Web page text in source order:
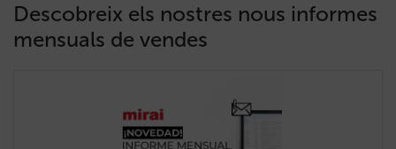
Descobreix els nostres nous informes
mensuals de vendes